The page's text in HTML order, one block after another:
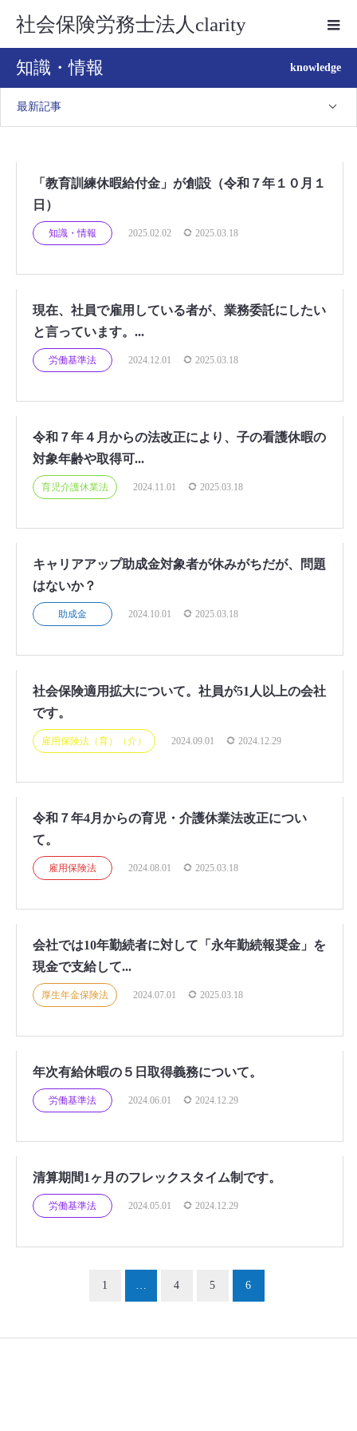
社会保険労務士法人clarity
知識・情報 knowledge
最新記事
「教育訓練休暇給付金」が創設（令和７年１０月１
日）
知識・情報 2025.02.02 2025.03.18
現在、社員で雇用している者が、業務委託にしたい
と言っています。...
労働基準法 2024.12.01 2025.03.18
令和７年４月からの法改正により、子の看護休暇の
対象年齢や取得可...
育児介護休業法 2024.11.01 2025.03.18
キャリアアップ助成金対象者が休みがちだが、問題
はないか？
助成金 2024.10.01 2025.03.18
社会保険適用拡大について。社員が51人以上の会社
です。
雇用保険法（育）（介） 2024.09.01 2024.12.29
令和７年4月からの育児・介護休業法改正につい
て。
雇用保険法 2024.08.01 2025.03.18
会社では10年勤続者に対して「永年勤続報奨金」を
現金で支給して...
厚生年金保険法 2024.07.01 2025.03.18
年次有給休暇の５日取得義務について。
労働基準法 2024.06.01 2024.12.29
清算期間1ヶ月のフレックスタイム制です。
労働基準法 2024.05.01 2024.12.29
1 … 4 5 6